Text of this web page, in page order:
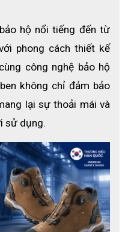
thiết kế với kiểu dáng
phong cách, thời trang
Được sản xuất từ
chính là người bạn
toàn của bạn.
thấp cổ Ziben
hộ nổi tiếng đến từ
phong cách thiết kế
công nghệ bảo hộ
không chỉ đảm bảo
lại sự thoải mái và
sử dụng.